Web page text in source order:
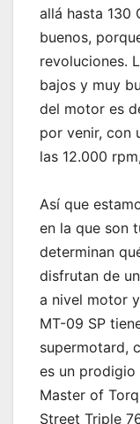
allá hasta 130
buenos,
revoluciones.
bajos y muy
del motor es
por venir, con
las 12.000
Así que
en la que son
determinan
disfrutan de
a nivel motor
MT-09 SP
supermotard,
es un prodigio
Master of
Street Triple